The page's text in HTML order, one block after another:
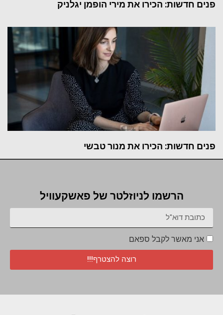
פנים חדשות: הכירו את מירי הופמן יגלניק
פנים חדשות: הכירו את מנור טבשי
הרשמו לניוזלטר של פאשקעוויל
אני מאשר לקבל ספאם
רוצה להצטרף!!!